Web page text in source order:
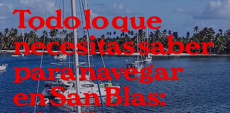
Todo lo que
necesitas saber
para navegar
en San Blas: